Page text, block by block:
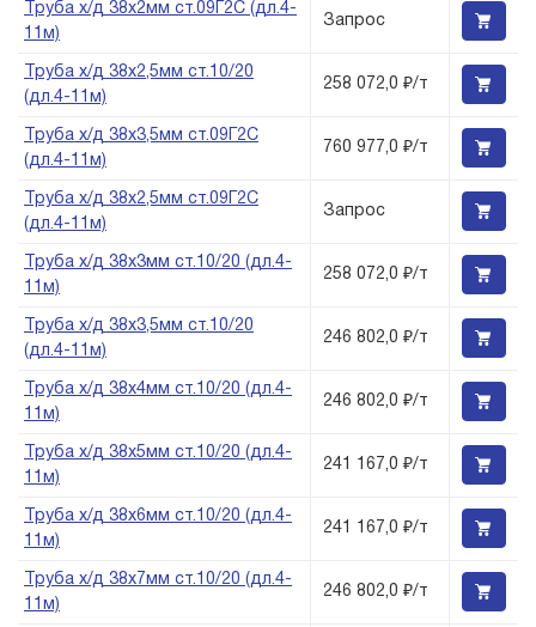
Труба х/д 38х2мм ст.09Г2С (дл.4-
11м)
Запрос
Труба х/д 38х2,5мм ст.10/20
(дл.4-11м)
258 072,0 ₽/т
Труба х/д 38х3,5мм ст.09Г2С
(дл.4-11м)
760 977,0 ₽/т
Труба х/д 38х2,5мм ст.09Г2С
(дл.4-11м)
Запрос
Труба х/д 38х3мм ст.10/20 (дл.4-
11м)
258 072,0 ₽/т
Труба х/д 38х3,5мм ст.10/20
(дл.4-11м)
246 802,0 ₽/т
Труба х/д 38х4мм ст.10/20 (дл.4-
11м)
246 802,0 ₽/т
Труба х/д 38х5мм ст.10/20 (дл.4-
11м)
241 167,0 ₽/т
Труба х/д 38х6мм ст.10/20 (дл.4-
11м)
241 167,0 ₽/т
Труба х/д 38х7мм ст.10/20 (дл.4-
11м)
246 802,0 ₽/т